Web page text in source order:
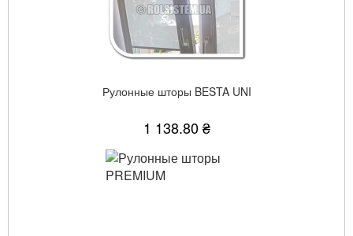
Рулонные шторы BESTA UNI
1 138.80 ₴